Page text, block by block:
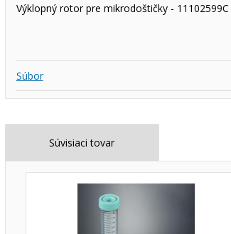
Výklopný rotor pre mikrodoštičky - 11102599C
Súbor
Súvisiaci tovar